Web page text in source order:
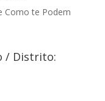
Como te Podem
/ Distrito: